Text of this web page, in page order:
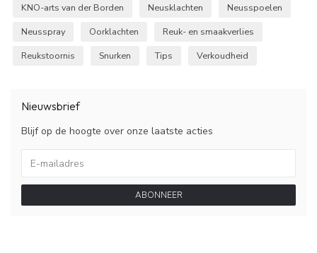
KNO-arts van der Borden
Neusklachten
Neusspoelen
Neusspray
Oorklachten
Reuk- en smaakverlies
Reukstoornis
Snurken Tips Verkoudheid
Nieuwsbrief
Blijf op de hoogte over onze laatste acties
ABONNEER